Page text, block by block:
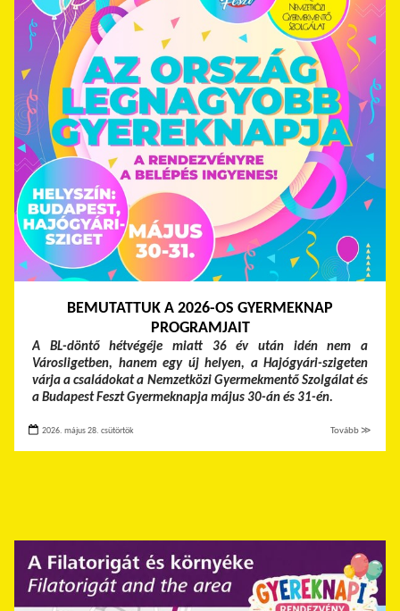
BEMUTATTUK A 2026-OS GYERMEKNAP
PROGRAMJAIT
A BL-döntő hétvégéje miatt 36 év után idén nem a
Városligetben, hanem egy új helyen, a Hajógyári-szigeten
várja a családokat a Nemzetközi Gyermekmentő Szolgálat és
a Budapest Feszt Gyermeknapja május 30-án és 31-én.
2026. május 28. csütörtök Tovább ≫